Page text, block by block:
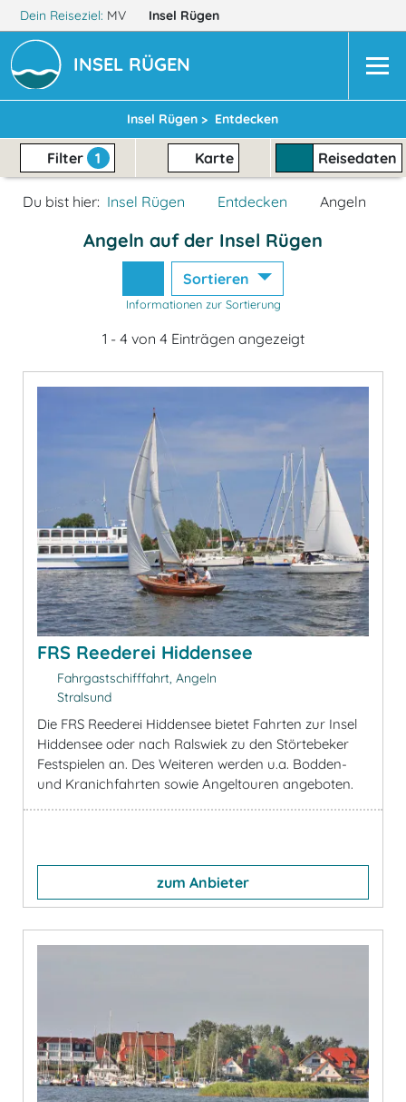
Dein Reiseziel: MV Insel Rügen
INSEL RÜGEN
Insel Rügen > Entdecken
Filter 1 Karte Reisedaten
Du bist hier: Insel Rügen Entdecken Angeln
Angeln auf der Insel Rügen
Sortieren
Informationen zur Sortierung
1 - 4 von 4 Einträgen angezeigt
FRS Reederei Hiddensee
Fahrgastschifffahrt, Angeln
Stralsund
Die FRS Reederei Hiddensee bietet Fahrten zur Insel
Hiddensee oder nach Ralswiek zu den Störtebeker
Festspielen an. Des Weiteren werden u.a. Bodden-
und Kranichfahrten sowie Angeltouren angeboten.
zum Anbieter